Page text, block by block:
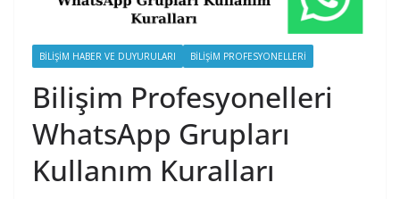
BILIŞIM HABER VE DUYURULARI BILIŞIM PROFESYONELLERI
Bilişim Profesyonelleri
WhatsApp Grupları
Kullanım Kuralları